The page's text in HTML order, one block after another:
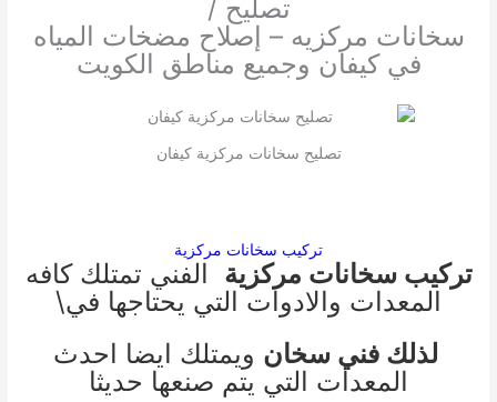
تصليح /
سخانات مركزيه – إصلاح مضخات المياه
في كيفان وجميع مناطق الكويت
تصليح سخانات مركزية كيفان
تركيب سخانات مركزية
تركيب سخانات مركزية الفني تمتلك كافه
المعدات والادوات التي يحتاجها في\
لذلك فني سخان ويمتلك ايضا احدث
المعدات التي يتم صنعها حديثا